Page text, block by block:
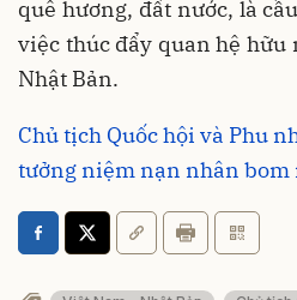
quê hương, đất nước, là
việc thúc đẩy quan hệ hữu
Nhật Bản.
Chủ tịch Quốc hội và Phu
tưởng niệm nạn nhân bom